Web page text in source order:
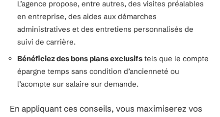
L’agence propose, entre autres, des visites préalables
en entreprise, des aides aux démarches
administratives et des entretiens personnalisés de
suivi de carrière.
Bénéficiez des bons plans exclusifs tels que le compte
épargne temps sans condition d’ancienneté ou
l’acompte sur salaire sur demande.
En appliquant ces conseils, vous maximiserez vos